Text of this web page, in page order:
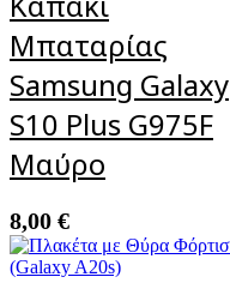
Μπαταρίας
Samsung Galaxy
S10 Plus G975F
Μαύρο
8,00 €